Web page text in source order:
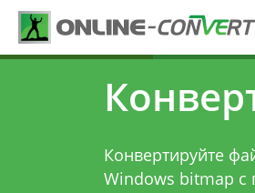
Конвертируйте
Windows bitmap